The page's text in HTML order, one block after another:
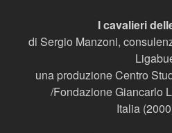
I cavalieri
di Sergio Manzoni,
una produzione Centro
/Fondazione Giancarlo
Italia